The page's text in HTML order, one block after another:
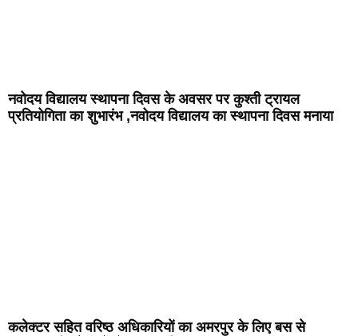
नवोदय विद्यालय स्थापना दिवस के अवसर पर कुश्ती ट्रायल
प्रतियोगिता का शुभारंभ ,नवोदय विद्यालय का स्थापना दिवस मनाया
कलेक्टर सहित वरिष्ठ अधिकारियों का अमरपुर के लिए बस से